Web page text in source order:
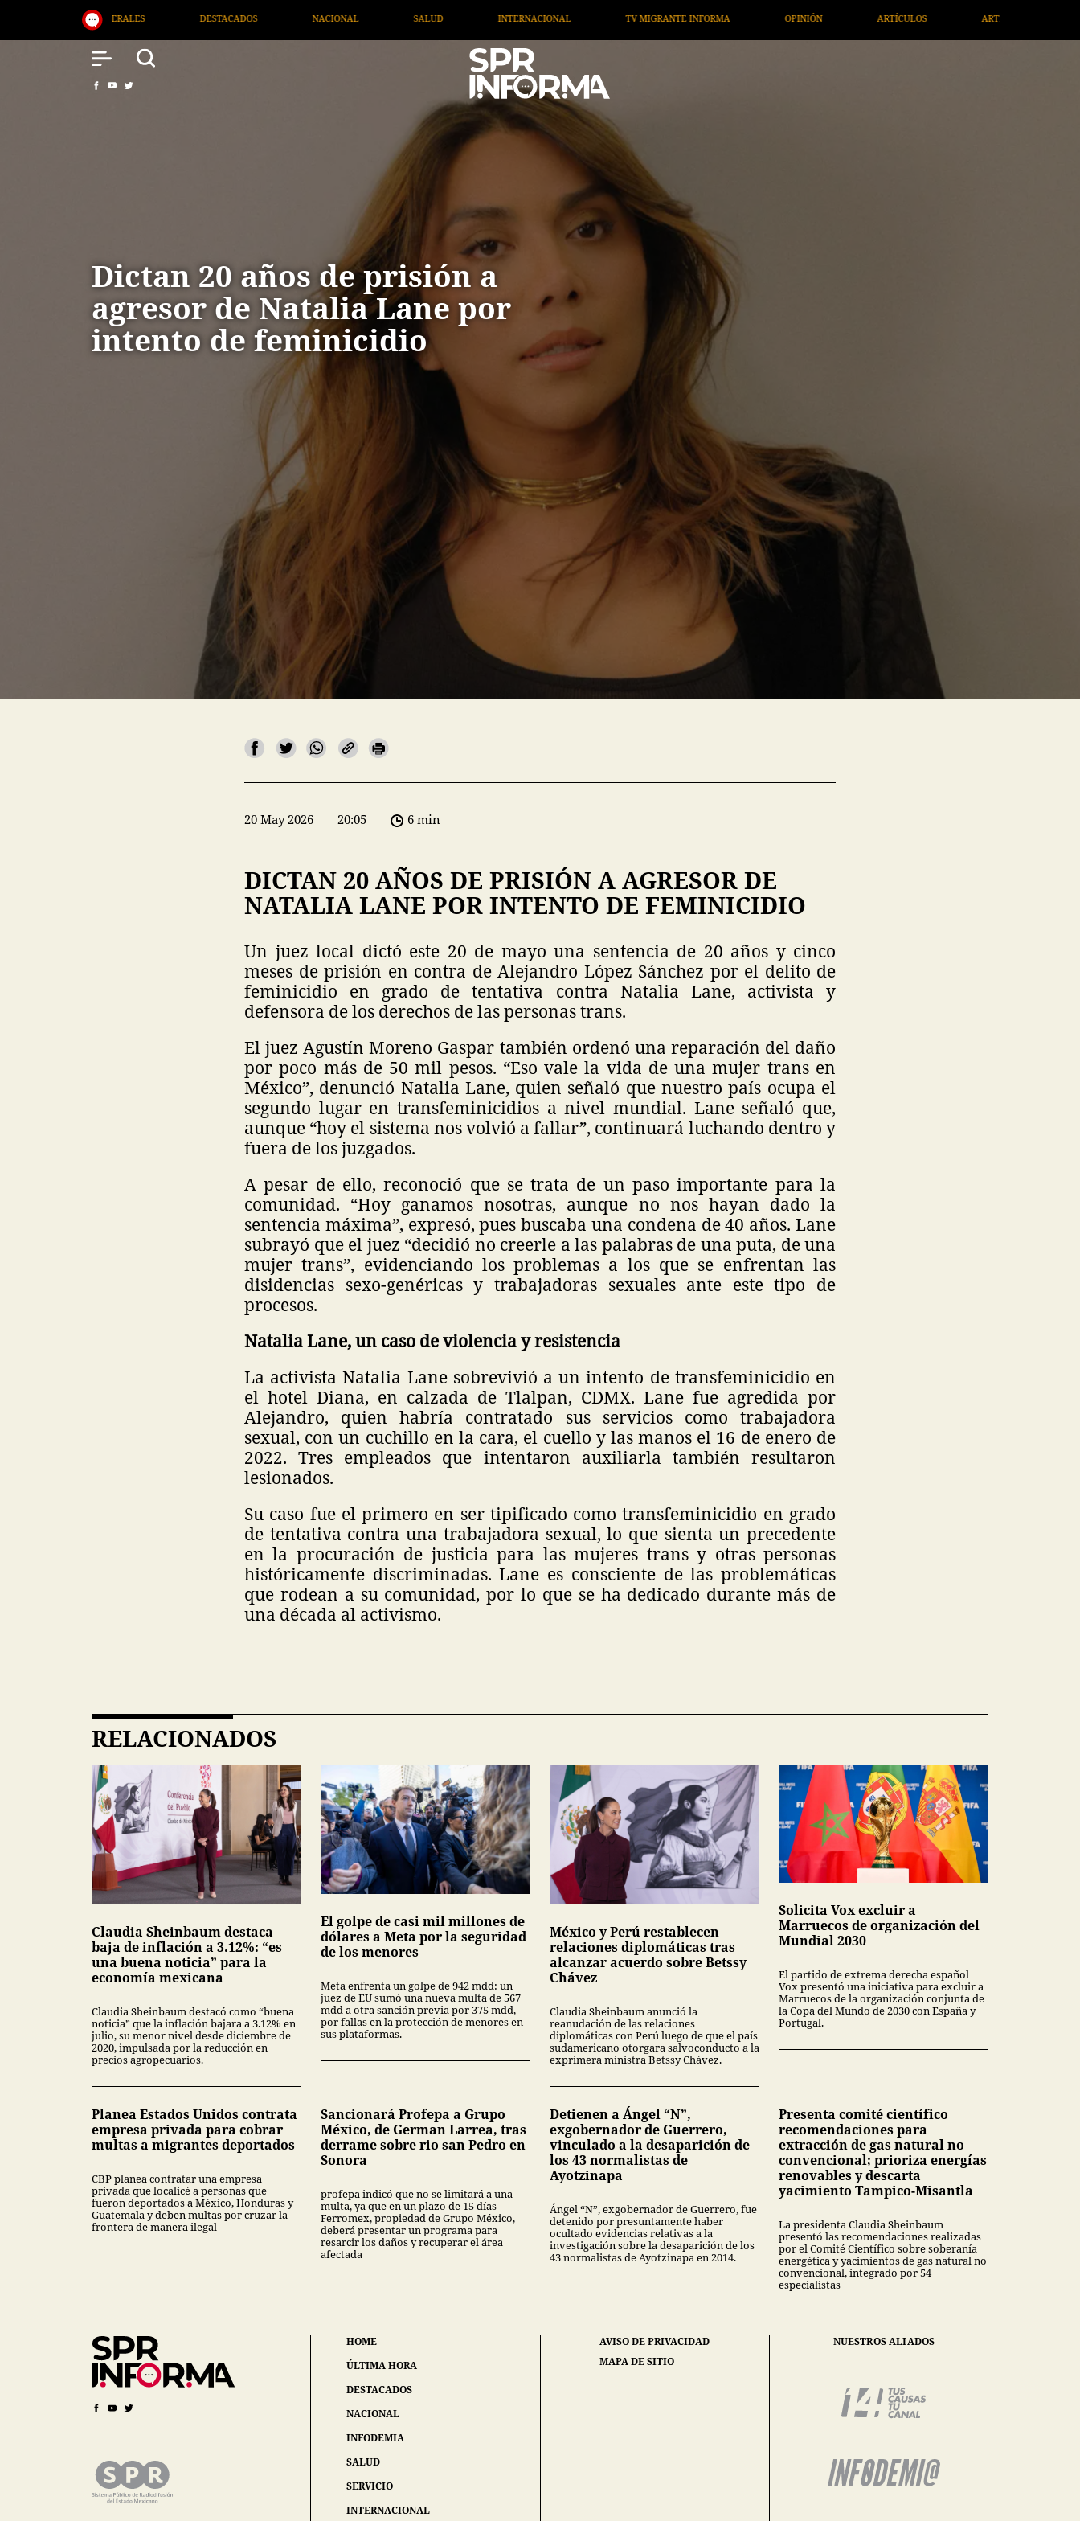
NACIONAL SALUD INTERNACIONAL TV MIGRANTE INFORMA ARTÍCULOS ARTE / ENTRETENIMIENTO ECONOMÍA / NEGOCIOS
Dictan 20 años de prisión a
agresor de Natalia Lane por
intento de feminicidio
20 May 2026 20:05 6 min
DICTAN 20 AÑOS DE PRISIÓN A AGRESOR DE
NATALIA LANE POR INTENTO DE FEMINICIDIO
Un juez local dictó este 20 de mayo una sentencia de 20 años y cinco
meses de prisión en contra de Alejandro López Sánchez por el delito de
feminicidio en grado de tentativa contra Natalia Lane, activista y
defensora de los derechos de las personas trans.
El juez Agustín Moreno Gaspar también ordenó una reparación del daño
por poco más de 50 mil pesos. “Eso vale la vida de una mujer trans en
México”, denunció Natalia Lane, quien señaló que nuestro país ocupa el
segundo lugar en transfeminicidios a nivel mundial. Lane señaló que,
aunque “hoy el sistema nos volvió a fallar”, continuará luchando dentro y
fuera de los juzgados.
A pesar de ello, reconoció que se trata de un paso importante para la
comunidad. “Hoy ganamos nosotras, aunque no nos hayan dado la
sentencia máxima”, expresó, pues buscaba una condena de 40 años. Lane
subrayó que el juez “decidió no creerle a las palabras de una puta, de una
mujer trans”, evidenciando los problemas a los que se enfrentan las
disidencias sexo-genéricas y trabajadoras sexuales ante este tipo de
procesos.
Natalia Lane, un caso de violencia y resistencia
La activista Natalia Lane sobrevivió a un intento de transfeminicidio en
el hotel Diana, en calzada de Tlalpan, CDMX. Lane fue agredida por
Alejandro, quien habría contratado sus servicios como trabajadora
sexual, con un cuchillo en la cara, el cuello y las manos el 16 de enero de
2022. Tres empleados que intentaron auxiliarla también resultaron
lesionados.
Su caso fue el primero en ser tipificado como transfeminicidio en grado
de tentativa contra una trabajadora sexual, lo que sienta un precedente
en la procuración de justicia para las mujeres trans y otras personas
históricamente discriminadas. Lane es consciente de las problemáticas
que rodean a su comunidad, por lo que se ha dedicado durante más de
una década al activismo.
RELACIONADOS
Claudia Sheinbaum destaca
baja de inflación a 3.12%: “es
una buena noticia” para la
economía mexicana
Claudia Sheinbaum destacó como “buena
noticia” que la inflación bajara a 3.12% en
julio, su menor nivel desde diciembre de
2020, impulsada por la reducción en
precios agropecuarios.
El golpe de casi mil millones de
dólares a Meta por la seguridad
de los menores
Meta enfrenta un golpe de 942 mdd: un
juez de EU sumó una nueva multa de 567
mdd a otra sanción previa por 375 mdd,
por fallas en la protección de menores en
sus plataformas.
México y Perú restablecen
relaciones diplomáticas tras
alcanzar acuerdo sobre Betssy
Chávez
Claudia Sheinbaum anunció la
reanudación de las relaciones
diplomáticas con Perú luego de que el país
sudamericano otorgara salvoconducto a la
exprimera ministra Betssy Chávez.
Solicita Vox excluir a
Marruecos de organización del
Mundial 2030
El partido de extrema derecha español
Vox presentó una iniciativa para excluir a
Marruecos de la organización conjunta de
la Copa del Mundo de 2030 con España y
Portugal.
Planea Estados Unidos contrata
empresa privada para cobrar
multas a migrantes deportados
CBP planea contratar una empresa
privada que localicé a personas que
fueron deportados a México, Honduras y
Guatemala y deben multas por cruzar la
frontera de manera ilegal
Sancionará Profepa a Grupo
México, de German Larrea, tras
derrame sobre rio san Pedro en
Sonora
profepa indicó que no se limitará a una
multa, ya que en un plazo de 15 días
Ferromex, propiedad de Grupo México,
deberá presentar un programa para
resarcir los daños y recuperar el área
afectada
Detienen a Ángel “N”,
exgobernador de Guerrero,
vinculado a la desaparición de
los 43 normalistas de
Ayotzinapa
Ángel “N”, exgobernador de Guerrero, fue
detenido por presuntamente haber
ocultado evidencias relativas a la
investigación sobre la desaparición de los
43 normalistas de Ayotzinapa en 2014.
Presenta comité científico
recomendaciones para
extracción de gas natural no
convencional; prioriza energías
renovables y descarta
yacimiento Tampico-Misantla
La presidenta Claudia Sheinbaum
presentó las recomendaciones realizadas
por el Comité Científico sobre soberanía
energética y yacimientos de gas natural no
convencional, integrado por 54
especialistas
HOME
ÚLTIMA HORA
DESTACADOS
NACIONAL
INFODEMIA
SALUD
SERVICIO
INTERNACIONAL
AVISO DE PRIVACIDAD
MAPA DE SITIO
NUESTROS ALIADOS